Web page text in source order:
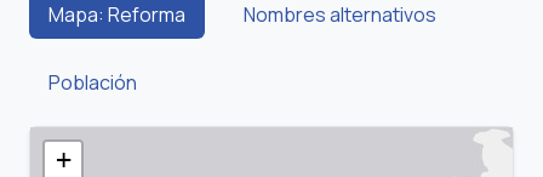
Mapa: Reforma Nombres alternativos
Población
+